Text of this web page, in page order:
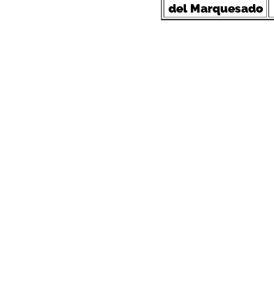
del Marquesado